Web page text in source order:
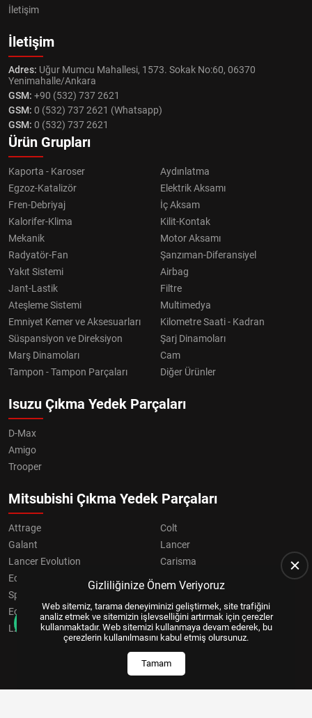
İletişim
İletişim
Adres: Uğur Mumcu Mahallesi, 1573. Sokak No:60, 06370
Yenimahalle/Ankara
GSM: +90 (532) 737 2621
GSM: 0 (532) 737 2621 (Whatsapp)
GSM: 0 (532) 737 2621
Ürün Grupları
Kaporta - Karoser
Aydınlatma
Egzoz-Katalizör
Elektrik Aksamı
Fren-Debriyaj
İç Aksam
Kalorifer-Klima
Kilit-Kontak
Mekanik
Motor Aksamı
Radyatör-Fan
Şanzıman-Diferansiyel
Yakıt Sistemi
Airbag
Jant-Lastik
Filtre
Ateşleme Sistemi
Multimedya
Emniyet Kemer ve Aksesuarları
Kilometre Saati - Kadran
Süspansiyon ve Direksiyon
Şarj Dinamoları
Marş Dinamoları
Cam
Tampon - Tampon Parçaları
Diğer Ürünler
Isuzu Çıkma Yedek Parçaları
D-Max
Amigo
Trooper
Mitsubishi Çıkma Yedek Parçaları
Attrage
Colt
Galant
Lancer
Lancer Evolution
Carisma
Eclipse
Grandis
Space Star
Eclipse Cross
OUTLANDER
L200
Pajero
Gizliliğinize Önem Veriyoruz
Web sitemiz, tarama deneyiminizi geliştirmek, site trafiğini
analiz etmek ve sitemizin işlevselliğini artırmak için çerezler
kullanmaktadır. Web sitemizi kullanmaya devam ederek, bu
çerezlerin kullanılmasını kabul etmiş olursunuz.
Tamam